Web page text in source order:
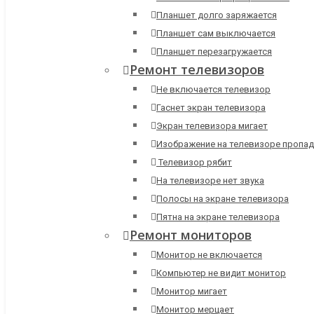
Планшет долго заряжается
Планшет сам выключается
Планшет перезагружается
Ремонт телевизоров
Не включается телевизор
Гаснет экран телевизора
Экран телевизора мигает
Изображение на телевизоре
Телевизор рябит
На телевизоре нет звука
Полосы на экране телевизора
Пятна на экране телевизора
Ремонт мониторов
Монитор не включается
Компьютер не видит монитор
Монитор мигает
Монитор мерцает